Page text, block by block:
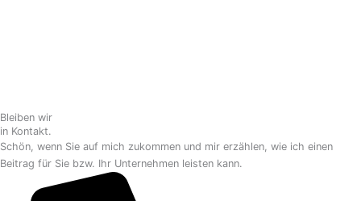
Bleiben wir
in Kontakt.
Schön, wenn Sie auf mich zukommen und mir erzählen, wie ich einen
Beitrag für Sie bzw. Ihr Unternehmen leisten kann.